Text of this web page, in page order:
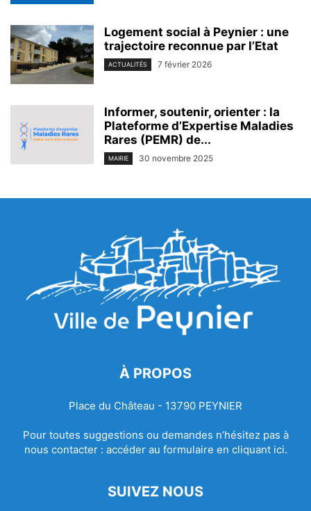
Logement social à Peynier : une
trajectoire reconnue par l’Etat
ACTUALITÉS 7 février 2026
Informer, soutenir, orienter : la
Plateforme d’Expertise Maladies
Rares (PEMR) de...
MAIRIE 30 novembre 2025
À PROPOS
Place du Château - 13790 PEYNIER
Pour toutes suggestions ou demandes n’hésitez pas à
nous contacter : accéder au formulaire en cliquant ici.
SUIVEZ NOUS